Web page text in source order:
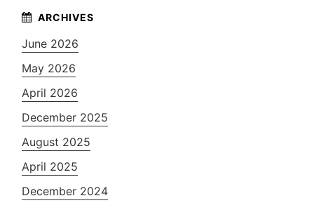
June 2026
May 2026
April 2026
December 2025
August 2025
April 2025
December 2024